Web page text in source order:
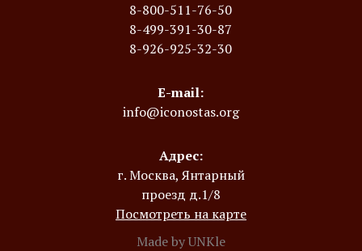
8-800-511-76-50
8-499-391-30-87
8-926-925-32-30
E-mail:
info@iconostas.org
Адрес:
г. Москва, Янтарный
проезд д.1/8
Посмотреть на карте
Made by UNKle